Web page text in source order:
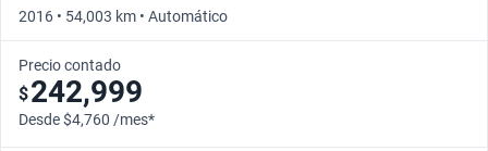
2016 • 54,003 km • Automático
Precio contado
$242,999
Desde $4,760 /mes*